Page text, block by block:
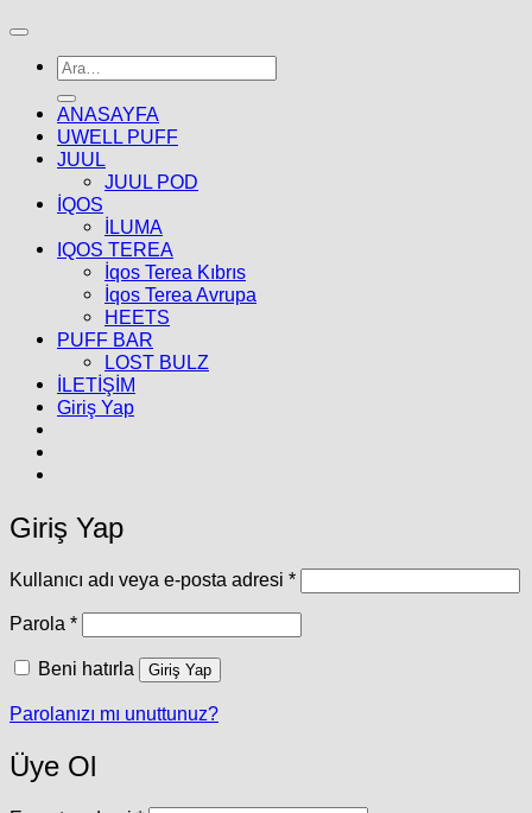
Ara:
ANASAYFA
UWELL PUFF
JUUL
JUUL POD
İQOS
İLUMA
IQOS TEREA
İqos Terea Kıbrıs
İqos Terea Avrupa
HEETS
PUFF BAR
LOST BULZ
İLETİŞİM
Giriş Yap
Giriş Yap
Kullanıcı adı veya e-posta adresi *Gerekli
Parola *Gerekli
Beni hatırla Giriş Yap
Parolanızı mı unuttunuz?
Üye Ol